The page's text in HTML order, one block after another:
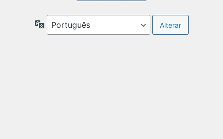
Idioma